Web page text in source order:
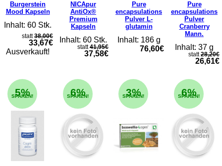
Burgerstein
Mood Kapseln
Inhalt: 60 Stk.
statt38,00€
33,67€
Ausverkauft!
NICApur
AntiOx®
Premium
Kapseln
Inhalt: 60 Stk.
statt41,95€
37,58€
Pure
encapsulations
Pulver L-
glutamin
Inhalt: 186 g
76,60€
Pure
encapsulations
Pulver
Cranberry
Mann.
Inhalt: 37 g
statt28,20€
26,61€
5%
SPAREN! 6%
SPAREN! 3%
SPAREN! 6%
SPAREN!